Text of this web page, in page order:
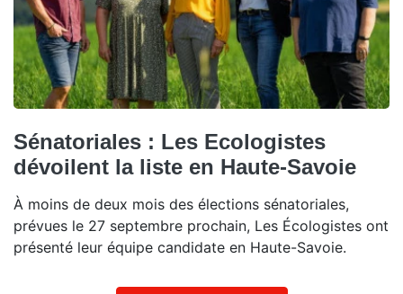
Sénatoriales : Les Ecologistes
dévoilent la liste en Haute-Savoie
À moins de deux mois des élections sénatoriales,
prévues le 27 septembre prochain, Les Écologistes ont
présenté leur équipe candidate en Haute-Savoie.